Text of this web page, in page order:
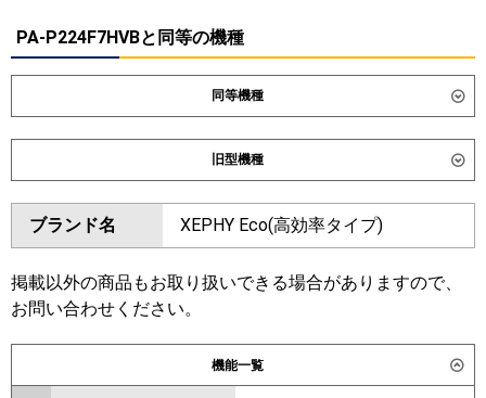
PA-P224F7HVBと同等の機種
同等機種
ダイキン SZRB224CW
東芝 GBSF22414MUB
三菱電機
日立 RCB-GP224RSHW5
三菱重工
FDRV2246HD6S-ca
FDRV2246HD6S-sil
パナソニック PA-P224F7HVNC PA-P224F7HVC
旧型機種
ダイキン SZRB224BAW SZRB224BW
SZRB224AW SZZB224CJW
東芝 GBSF22413MUB
RBSF22433MUB
RBSF22433MU RBSF22433M
ブランド名 XEPHY Eco(高効率タイプ)
掲載以外の商品もお取り扱いできる場合がありますので、
お問い合わせください。
機能一覧